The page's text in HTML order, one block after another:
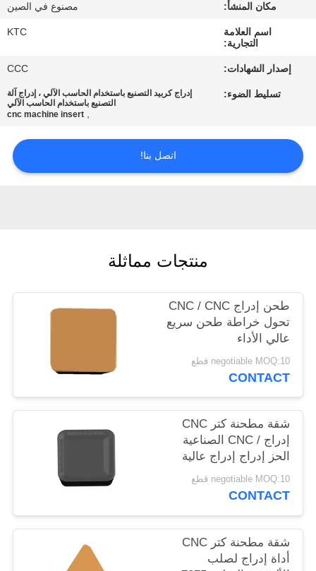
مراقبة
الجودة
اتصل
اطلب
PRIVACY
POLICY
مكان المنشأ: مصنوع في الصين
اسم العلامة
التجارية:
KTC
إصدار الشهادات: CCC
تسليط الضوء:
إدراج كربيد التصنيع باستخدام الحاسب الآلي ، إدراج آلة
التصنيع باستخدام الحاسب الآلي
,
cnc machine insert
اتصل بنا!
منتجات مماثلة
طحن إدراج CNC / CNC
تحول خراطة طحن سريع
عالي الأداء
negotiable MOQ:10 قطع
CONTACT
شقة مطحنة كتر CNC
إدراج / CNC الصناعية
الحز إدراج إدراج عالية
الدقة
negotiable MOQ:10 قطع
CONTACT
شقة مطحنة كتر CNC
أداة إدراج لصلب